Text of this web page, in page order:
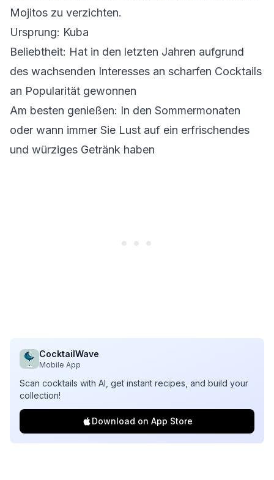
Mojitos zu verzichten.
Ursprung: Kuba
Beliebtheit: Hat in den letzten Jahren aufgrund
des wachsenden Interesses an scharfen Cocktails
an Popularität gewonnen
Am besten genießen: In den Sommermonaten
oder wann immer Sie Lust auf ein erfrischendes
und würziges Getränk haben
CocktailWave
Mobile App
Scan cocktails with AI, get instant recipes, and build your
collection!
Download on App Store